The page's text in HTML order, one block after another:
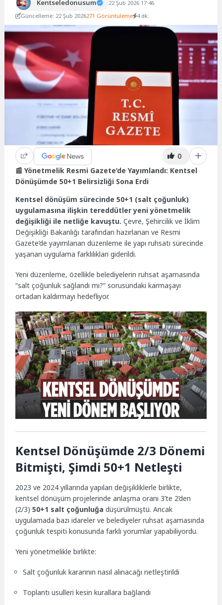
Kentseledonusum
22 Şub 2026 17:46
Güncelleme: 22 Şub 2026271 Görüntüleme 4 dk.
0
📰 Yönetmelik Resmi Gazete’de Yayımlandı: Kentsel
Dönüşümde 50+1 Belirsizliği Sona Erdi
Kentsel dönüşüm sürecinde 50+1 (salt çoğunluk)
uygulamasına ilişkin tereddütler yeni yönetmelik
değişikliği ile netliğe kavuştu. Çevre, Şehircilik ve İklim
Değişikliği Bakanlığı tarafından hazırlanan ve Resmi
Gazete’de yayımlanan düzenleme ile yapı ruhsatı sürecinde
yaşanan uygulama farklılıkları giderildi.
Yeni düzenleme, özellikle belediyelerin ruhsat aşamasında
“salt çoğunluk sağlandı mı?” sorusundaki karmaşayı
ortadan kaldırmayı hedefliyor.
Kentsel Dönüşümde 2/3 Dönemi
Bitmişti, Şimdi 50+1 Netleşti
2023 ve 2024 yıllarında yapılan değişikliklerle birlikte,
kentsel dönüşüm projelerinde anlaşma oranı 3’te 2’den
(2/3)50+1 salt çoğunluğa düşürülmüştü. Ancak
uygulamada bazı idareler ve belediyeler ruhsat aşamasında
çoğunluk tespiti konusunda farklı yorumlar yapabiliyordu.
Yeni yönetmelikle birlikte:
Salt çoğunluk kararının nasıl alınacağı netleştirildi
Toplantı usulleri kesin kurallara bağlandı